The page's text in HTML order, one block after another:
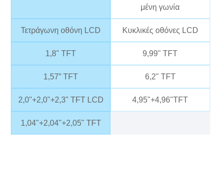
μένη γωνία
Τετράγωνη οθόνη LCD Κυκλικές οθόνες LCD
1,8" TFT 9,99" TFT
1,57” TFT 6,2" TFT
2,0"+2,0"+2,3" TFT LCD 4,95"+4,96"TFT
1,04"+2,04"+2,05" TFT